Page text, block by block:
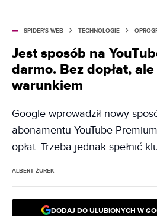
SPIDER'S WEB TECHNOLOGIE
Jest sposób na
darmo. Bez dopłat,
warunkiem
Google wprowadził nowy
abonamentu YouTube
opłat. Trzeba jednak spełnić
ALBERT ŻUREK
DODAJ DO ULUBIONYCH W